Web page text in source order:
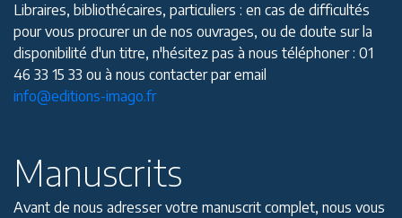
Libraires, bibliothécaires, particuliers : en cas de difficultés
pour vous procurer un de nos ouvrages, ou de doute sur la
disponibilité d'un titre, n'hésitez pas à nous téléphoner : 01
46 33 15 33 ou à nous contacter par email
info@editions-imago.fr
Manuscrits
Avant de nous adresser votre manuscrit complet, nous vous